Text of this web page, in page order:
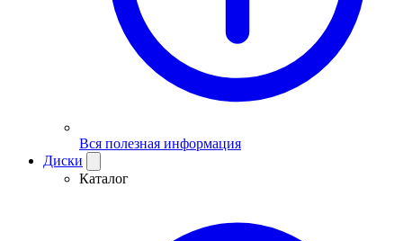
Вся полезная информация
Диски
Каталог